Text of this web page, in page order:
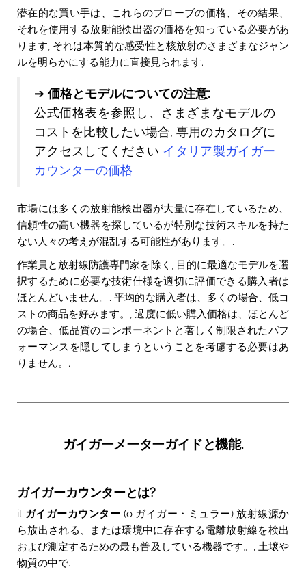
潜在的な買い手は、これらのプローブの価格、その結果、
それを使用する放射能検出器の価格を知っている必要があ
ります, それは本質的な感受性と核放射のさまざまなジャン
ルを明らかにする能力に直接見られます.
➔ 価格とモデルについての注意:
公式価格表を参照し、さまざまなモデルの
コストを比較したい場合, 専用のカタログに
アクセスしてください イタリア製ガイガー
カウンターの価格
市場には多くの放射能検出器が大量に存在しているため、
信頼性の高い機器を探しているが特別な技術スキルを持た
ない人々の考えが混乱する可能性があります。.
作業員と放射線防護専門家を除く, 目的に最適なモデルを選
択するために必要な技術仕様を適切に評価できる購入者は
ほとんどいません。. 平均的な購入者は、多くの場合、低コ
ストの商品を好みます。, 過度に低い購入価格は、ほとんど
の場合、低品質のコンポーネントと著しく制限されたパフ
ォーマンスを隠してしまうということを考慮する必要はあ
りません。.
ガイガーメーターガイドと機能.
ガイガーカウンターとは?
il ガイガーカウンター (o ガイガー・ミュラー) 放射線源か
ら放出される、または環境中に存在する電離放射線を検出
および測定するための最も普及している機器です。, 土壌や
物質の中で.